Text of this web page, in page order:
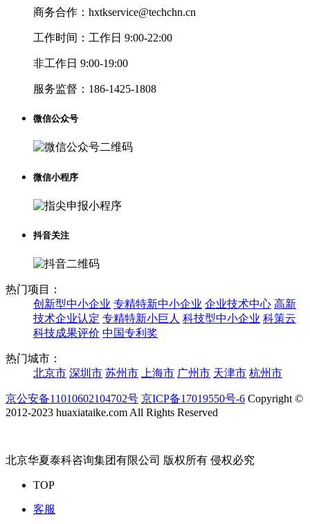
商务合作： hxtkservice@techchn.cn
工作时间： 工作日 9:00-22:00
非工作日 9:00-19:00
服务监督： 186-1425-1808
微信公众号
微信小程序
抖音关注
热门项目：
创新型中小企业 专精特新中小企业 企业技术中心 高新
技术企业认定 专精特新小巨人 科技型中小企业 科策云
科技成果评价 中国专利奖
热门城市：
北京市 深圳市 苏州市 上海市 广州市 天津市 杭州市
京公安备11010602104702号 京ICP备17019550号-6 Copyright ©
2012-2023 huaxiataike.com All Rights Reserved
北京华夏泰科咨询集团有限公司 版权所有 侵权必究
TOP
客服